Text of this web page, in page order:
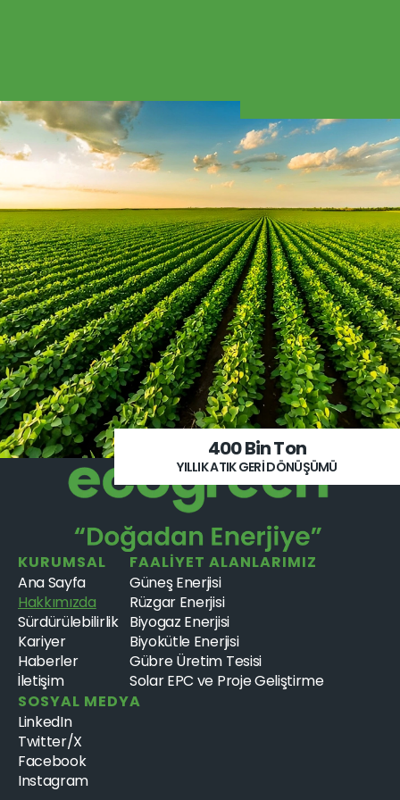
400 Bin Ton
YILLIK ATIK GERİ DÖNÜŞÜMÜ
KURUMSAL
Ana Sayfa
Hakkımızda
Sürdürülebilirlik
Kariyer
Haberler
İletişim
FAALİYET ALANLARIMIZ
Güneş Enerjisi
Rüzgar Enerjisi
Biyogaz Enerjisi
Biyokütle Enerjisi
Gübre Üretim Tesisi
Solar EPC ve Proje Geliştirme
SOSYAL MEDYA
LinkedIn
Twitter/X
Facebook
Instagram